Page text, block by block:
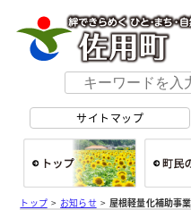
サイトマップ
総合トッ
トップ> お知らせ> 屋根軽量化補助事